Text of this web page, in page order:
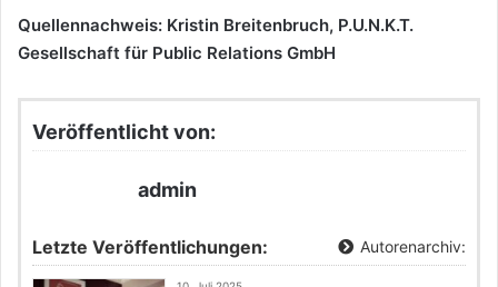
Quellennachweis: Kristin Breitenbruch, P.U.N.K.T.
Gesellschaft für Public Relations GmbH
Veröffentlicht von:
admin
Letzte Veröffentlichungen: Autorenarchiv: